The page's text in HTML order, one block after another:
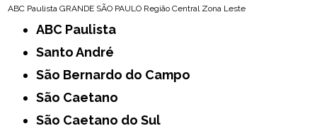
ABC Paulista GRANDE SÃO PAULO Região Central Zona Leste
ABC Paulista
Santo André
São Bernardo do Campo
São Caetano
São Caetano do Sul